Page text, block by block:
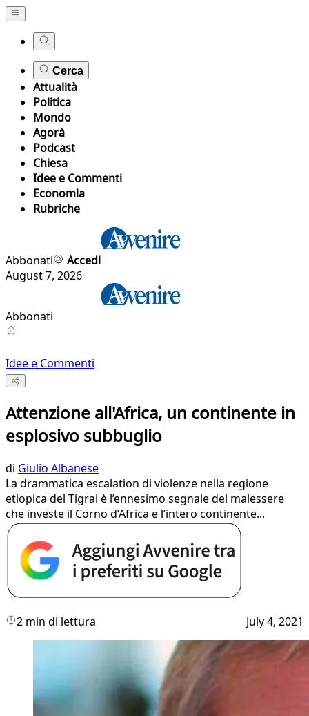
Cerca
Attualità
Politica
Mondo
Agorà
Podcast
Chiesa
Idee e Commenti
Economia
Rubriche
Abbonati
Accedi
August 7, 2026
Abbonati
Idee e Commenti
Attenzione all'Africa, un continente in
esplosivo subbuglio
di Giulio Albanese
La drammatica escalation di violenze nella regione
etiopica del Tigrai è l’ennesimo segnale del malessere
che investe il Corno d’Africa e l’intero continente...
2 min di lettura July 4, 2021